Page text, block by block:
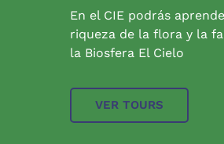
En el CIE podrás
riqueza de la flora y la
la Biosfera El Cielo
VER TOURS